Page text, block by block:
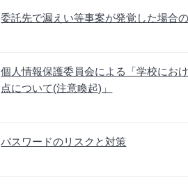
委託先で漏えい等事案が発覚した場合
個人情報保護委員会による「学校にお
点について(注意喚起)」
パスワードのリスクと対策